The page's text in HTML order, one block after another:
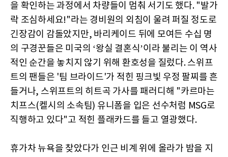
을 확인하는 과정에서 차량들이 멈춰 서기도 했다. "발가
락 조심하세요!"라는 경비원의 외침이 울려 퍼질 정도로
긴장감이 감돌았지만, 바리케이드 뒤에 모여든 수십 명
의 구경꾼들은 미국의 ‘왕실 결혼식’이라 불리는 이 역사
적인 순간을 놓치지 않기 위해 환호성을 질렀다. 스위프
트의 팬들은 '팀 브라이드'가 적힌 핑크빛 우정 팔찌를 흔
들거나, 스위프트의 히트곡 가사를 패러디해 "카르마는
치프스(켈시의 소속팀) 유니폼을 입은 선수처럼 MSG로
직행하고 있다"고 적힌 플래카드를 들고 열광했다.
휴가차 뉴욕을 찾았다가 인근 비계 위에 올라가 밤을 지